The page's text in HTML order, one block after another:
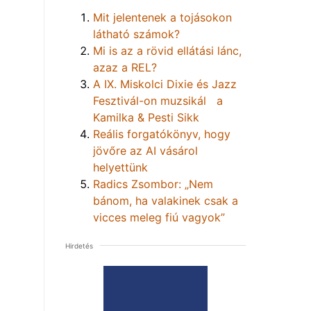
Mit jelentenek a tojásokon
látható számok?
Mi is az a rövid ellátási lánc,
azaz a REL?
A IX. Miskolci Dixie és Jazz
Fesztivál-on muzsikál a
Kamilka & Pesti Sikk
Reális forgatókönyv, hogy
jövőre az AI vásárol
helyettünk
Radics Zsombor: „Nem
bánom, ha valakinek csak a
vicces meleg fiú vagyok”
Hirdetés